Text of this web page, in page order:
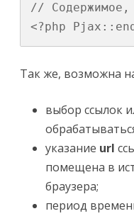
// Содержимое,
<?php
Так же, возможна
выбор ссылок
указание url
помещена в
браузера;
период